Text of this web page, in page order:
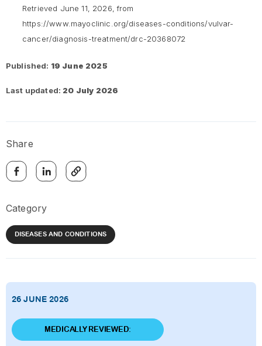
Retrieved June 11, 2026, from
https://www.mayoclinic.org/diseases-conditions/vulvar-
cancer/diagnosis-treatment/drc-20368072
Published: 19 June 2025
Last updated: 20 July 2026
Share
Category
DISEASES AND CONDITIONS
26 JUNE 2026
MEDICALLY REVIEWED: